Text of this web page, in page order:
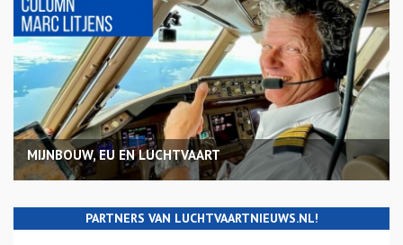
MIJNBOUW, EU EN LUCHTVAART
PARTNERS VAN LUCHTVAARTNIEUWS.NL!